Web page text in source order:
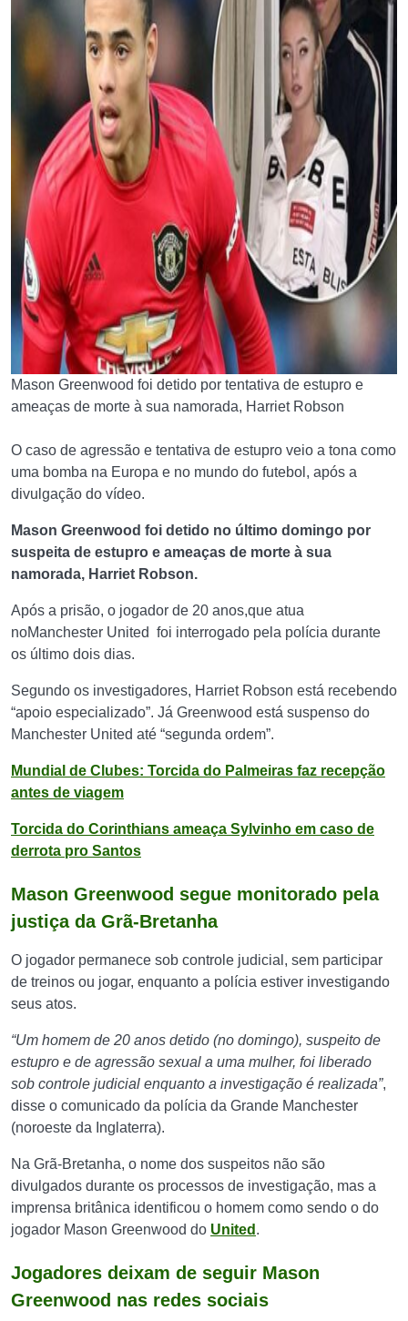
Mason Greenwood foi detido por tentativa de estupro e
ameaças de morte à sua namorada, Harriet Robson
O caso de agressão e tentativa de estupro veio a tona como
uma bomba na Europa e no mundo do futebol, após a
divulgação do vídeo.
Mason Greenwood foi detido no último domingo por
suspeita de estupro e ameaças de morte à sua
namorada, Harriet Robson.
Após a prisão, o jogador de 20 anos,que atua
noManchester United foi interrogado pela polícia durante
os último dois dias.
Segundo os investigadores, Harriet Robson está recebendo
“apoio especializado”. Já Greenwood está suspenso do
Manchester United até “segunda ordem”.
Mundial de Clubes: Torcida do Palmeiras faz recepção
antes de viagem
Torcida do Corinthians ameaça Sylvinho em caso de
derrota pro Santos
Mason Greenwood segue monitorado pela
justiça da Grã-Bretanha
O jogador permanece sob controle judicial, sem participar
de treinos ou jogar, enquanto a polícia estiver investigando
seus atos.
“Um homem de 20 anos detido (no domingo), suspeito de
estupro e de agressão sexual a uma mulher, foi liberado
sob controle judicial enquanto a investigação é realizada”,
disse o comunicado da polícia da Grande Manchester
(noroeste da Inglaterra).
Na Grã-Bretanha, o nome dos suspeitos não são
divulgados durante os processos de investigação, mas a
imprensa britânica identificou o homem como sendo o do
jogador Mason Greenwood do United .
Jogadores deixam de seguir Mason
Greenwood nas redes sociais